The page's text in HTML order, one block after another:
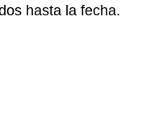
hasta la fecha.